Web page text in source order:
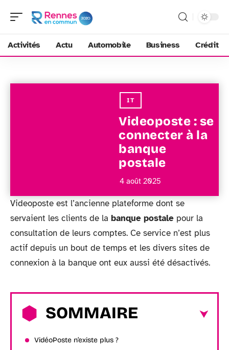
Activités Actu Automobile Business Crédit
IT
Videoposte : se
connecter à la
banque
postale
4 août 2025
Videoposte est l’ancienne plateforme dont se
servaient les clients de la banque postale pour la
consultation de leurs comptes. Ce service n’est plus
actif depuis un bout de temps et les divers sites de
connexion à la banque ont eux aussi été désactivés.
SOMMAIRE
VidéoPoste n’existe plus ?